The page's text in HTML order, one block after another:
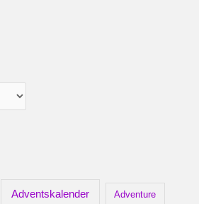
Adventskalender Adventure